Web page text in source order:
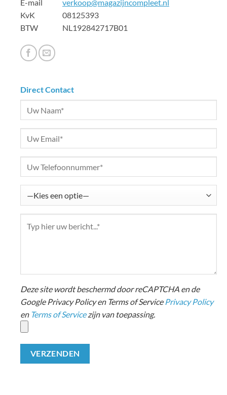
E-mail verkoop@magazijncompleet.nl
KvK 08125393
BTW NL192842717B01
Direct Contact
Deze site wordt beschermd door reCAPTCHA en de
Google Privacy Policy en Terms of Service Privacy Policy
en Terms of Servicezijn van toepassing.